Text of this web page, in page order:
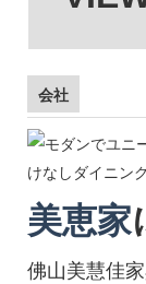
会社
美恵家
佛山美慧佳